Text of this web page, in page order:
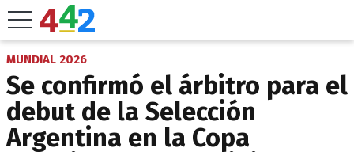
MUNDIAL 2026
Se confirmó el árbitro para el
debut de la Selección
Argentina en la Copa